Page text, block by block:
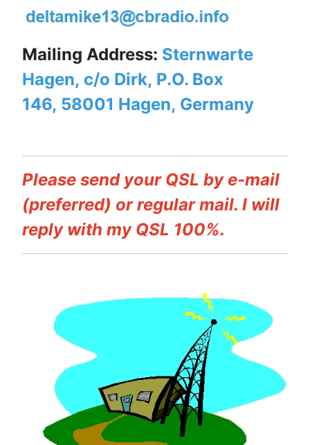
Mailing Address: Sternwarte
Hagen, c/o Dirk, P.O. Box
146, 58001 Hagen, Germany
Please send your QSL by e-mail
(preferred) or regular mail. I will
reply with my QSL 100%.